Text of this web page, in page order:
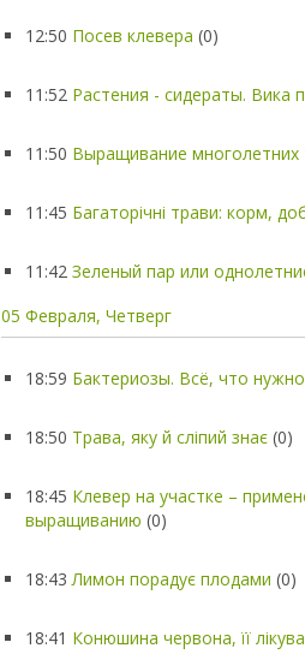
12:50 Посев клевера (0)
11:52 Растения - сидераты. Вика
11:50 Выращивание многолетних
11:45 Багаторічні трави: корм,
11:42 Зеленый пар или
05 Февраля, Четверг
18:59 Бактериозы. Всё, что
18:50 Трава, яку й сліпий знає (0)
18:45 Клевер на участке –
выращиванию (0)
18:43 Лимон порадує плодами (0)
18:41 Конюшина червона, її